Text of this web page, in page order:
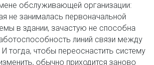
обслуживающей организации:
не занималась первоначальной
в здании, зачастую не способна
линий связи между
тогда, чтобы переоснастить систему
обычно приходится заново